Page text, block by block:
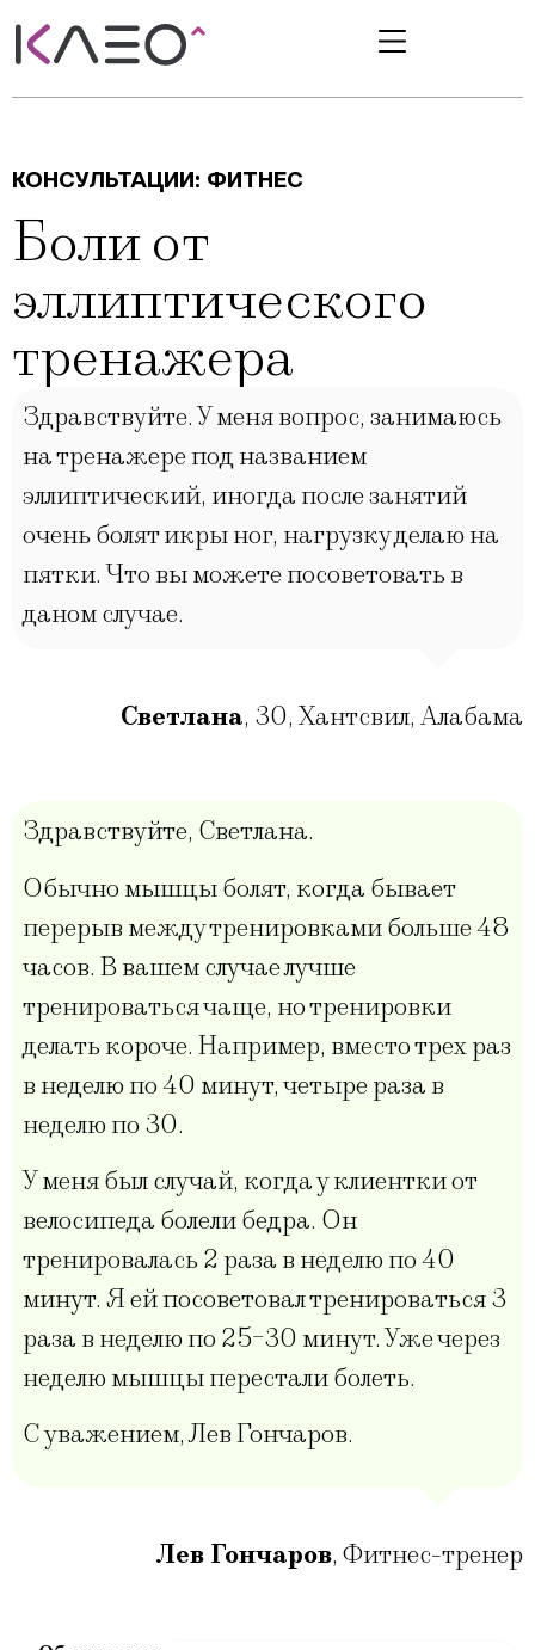
КОНСУЛЬТАЦИИ: ФИТНЕС
Боли от
эллиптического
тренажера
Здравствуйте. У меня вопрос, занимаюсь
на тренажере под названием
эллиптический, иногда после занятий
очень болят икры ног, нагрузку делаю на
пятки. Что вы можете посоветовать в
даном случае.
Светлана, 30, Хантсвил, Алабама
Здравствуйте, Светлана.
Обычно мышцы болят, когда бывает
перерыв между тренировками больше 48
часов. В вашем случае лучше
тренироваться чаще, но тренировки
делать короче. Например, вместо трех раз
в неделю по 40 минут, четыре раза в
неделю по 30.
У меня был случай, когда у клиентки от
велосипеда болели бедра. Он
тренировалась 2 раза в неделю по 40
минут. Я ей посоветовал тренироваться 3
раза в неделю по 25-30 минут. Уже через
неделю мышцы перестали болеть.
С уважением, Лев Гончаров.
Лев Гончаров, Фитнес-тренер